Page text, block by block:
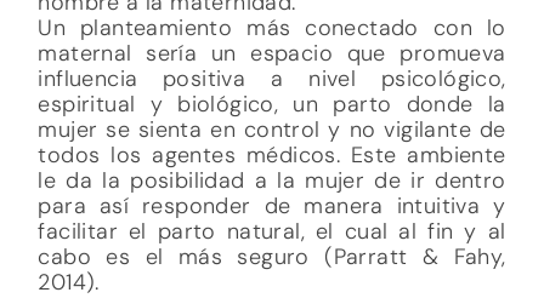
Un planteamiento más conectado con lo
maternal sería un espacio que promueva
influencia positiva a nivel psicológico,
espiritual y biológico, un parto donde la
mujer se sienta en control y no vigilante de
todos los agentes médicos. Este ambiente
le da la posibilidad a la mujer de ir dentro
para así responder de manera intuitiva y
facilitar el parto natural, el cual al fin y al
cabo es el más seguro (Parratt & Fahy,
2014).